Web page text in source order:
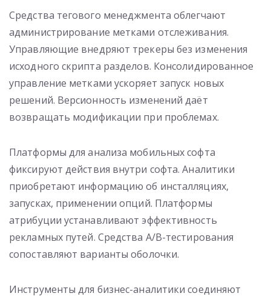
Средства тегового менеджмента облегчают
администрирование метками отслеживания.
Управляющие внедряют трекеры без изменения
исходного скрипта разделов. Консолидированное
управление метками ускоряет запуск новых
решений. Версионность изменений даёт
возвращать модификации при проблемах.
Платформы для анализа мобильных софта
фиксируют действия внутри софта. Аналитики
приобретают информацию об инсталляциях,
запусках, применении опций. Платформы
атрибуции устанавливают эффективность
рекламных путей. Средства A/B-тестирования
сопоставляют варианты оболочки.
Инструменты для бизнес-аналитики соединяют